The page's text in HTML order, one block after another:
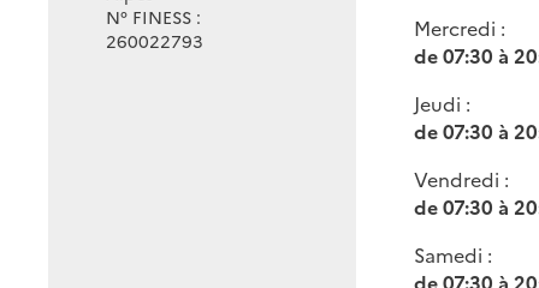
N° FINESS :
260022793
Mercredi :
de 07:30 à
Jeudi :
de 07:30 à
Vendredi :
de 07:30 à
Samedi :
de 07:30 à